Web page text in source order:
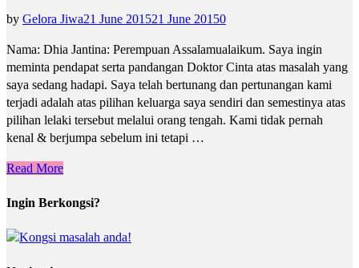
by Gelora Jiwa21 June 201521 June 20150
Nama: Dhia Jantina: Perempuan Assalamualaikum. Saya ingin
meminta pendapat serta pandangan Doktor Cinta atas masalah yang
saya sedang hadapi. Saya telah bertunang dan pertunangan kami
terjadi adalah atas pilihan keluarga saya sendiri dan semestinya atas
pilihan lelaki tersebut melalui orang tengah. Kami tidak pernah
kenal & berjumpa sebelum ini tetapi …
Read More
Ingin Berkongsi?